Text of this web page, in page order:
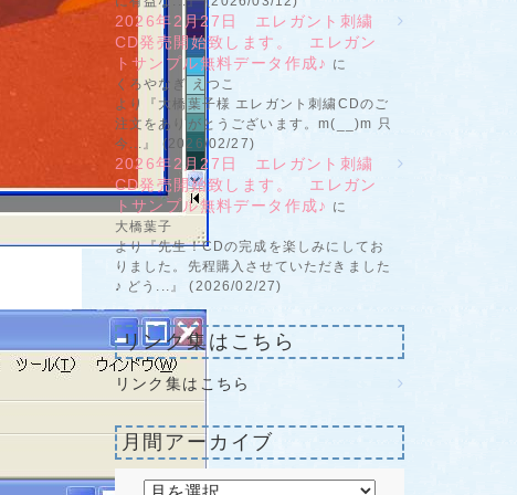
2026年2月27日 エレガント刺繍
CD発売開始致します。 エレガン
トサンプル無料データ作成♪ に
くろやなぎ えつこ
より『大橋葉子様 エレガント刺繍CDのご
注文をありがとうございます。m(__)m 只
今...』 (2026/02/27)
2026年2月27日 エレガント刺繍
CD発売開始致します。 エレガン
トサンプル無料データ作成♪ に
大橋葉子
より『先生！CDの完成を楽しみにしてお
りました。先程購入させていただきました
♪ どう...』 (2026/02/27)
リンク集はこちら
リンク集はこちら
月間アーカイブ